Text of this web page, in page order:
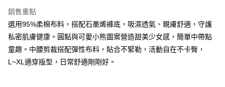
AFTEE先享後付
相關說明
AFTEE先享後付是「在收到商品之後才付款」的支付方式。 讓您購物簡單
便利好安心！
１．簡單：不需註冊會員、不需綁卡、不需儲值。
２．便利：只要手機號碼，簡訊認證，即可結帳。
ATM付款
運送方式
銷售重點
選用95%柔棉布料，搭配石墨烯褲底，吸濕透氣、親膚舒適，守護
私密肌膚健康。圓點與可愛小熊圖案營造甜美少女感，簡單中帶點
童趣。中腰剪裁搭配彈性布料，貼合不緊勒，活動自在不卡臀，
L~XL適穿版型，日常舒適剛剛好。